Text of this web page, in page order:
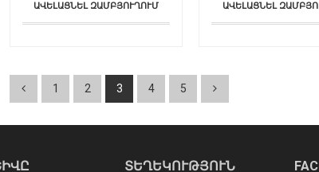
ԱՎԵԼԱՑՆԵԼ ԶԱՄԲՅՈՒՂՈՒՄ ԱՎԵԼԱՑՆԵԼ
1 2 3 4 5
ՏԵՂԵԿՈՒԹՅՈՒՆ